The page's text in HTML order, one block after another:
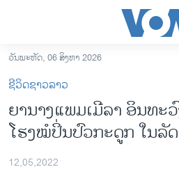
ເຂົ້າ
ຫາ
ຂ້າມ
ຂ້າມ
ຂ້າມ
ຫາ
ອາເມຣິກາ
ການເລືອກຕັ້ງ ປະທານາທີບໍດີ ສະຫະລັດ
ຂ່າວ​ຈີນ
ວັນພະຫັດ, 06 ສິງຫາ 2026
ຊີວິດຊາວລາວ
ຍາ​ນາງ​ແພມ​ເມີ​ລາ ອິນ​ທ
ໂຮງໝໍ​ປິ່ນ​ປົວ​ກະ​ດູກ ໃນ​ລັ
12,05,2022